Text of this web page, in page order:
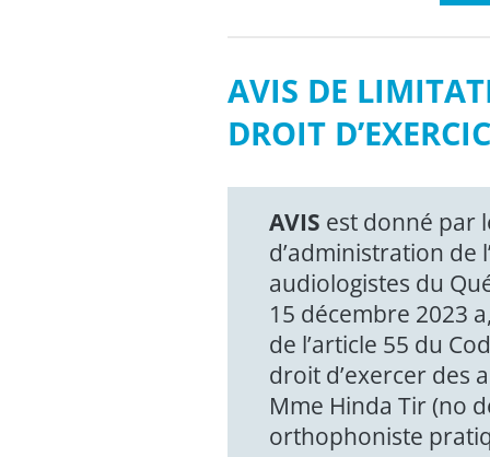
AVIS DE
DROIT
AVIS est donné par
d’administration de
audiologistes du
15 décembre 2023
de l’article 55 du
droit d’exercer des
Mme Hinda Tir (no
orthophoniste